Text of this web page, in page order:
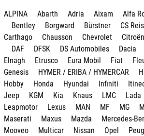
ALPINA Abarth Adria Aixam Alfa
Bentley
Borgward Bürstner CS
Carthago
Chausson Chevrolet Citroën
DAF
DFSK DS Automobiles Dacia
Elnagh
Etrusco Eura Mobil Fiat
Genesis
HYMER / ERIBA / HYMERCAR
Hobby
Honda Hyundai Infiniti
Jeep
KGM Kia Knaus LMC Lada
Leapmotor
Lexus MAN MF MG
Maserati
Maxus Mazda Mercedes-
Mooveo
Multicar Nissan Opel